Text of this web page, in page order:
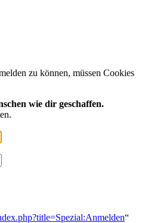
zu können, müssen Cookies
wie dir geschaffen.
“